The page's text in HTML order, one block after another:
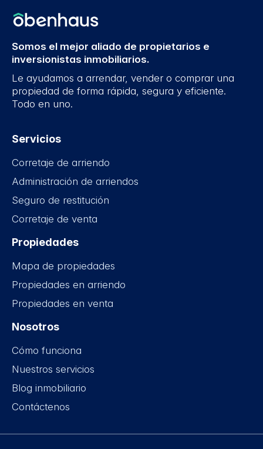
Somos el mejor aliado de propietarios e
inversionistas inmobiliarios.
Le ayudamos a arrendar, vender o comprar una
propiedad de forma rápida, segura y eficiente.
Todo en uno.
Servicios
Corretaje de arriendo
Administración de arriendos
Seguro de restitución
Corretaje de venta
Propiedades
Mapa de propiedades
Propiedades en arriendo
Propiedades en venta
Nosotros
Cómo funciona
Nuestros servicios
Blog inmobiliario
Contáctenos